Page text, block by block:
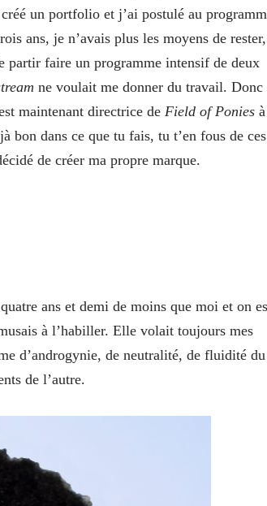
un portfolio et j’ai postulé au
ans, je n’avais plus les moyens de rester,
partir faire un programme intensif de deux
ne voulait me donner du travail. Donc
maintenant directrice de Field of Ponies à
bon dans ce que tu fais, tu t’en fous de ces
de créer ma propre marque.
ans et demi de moins que moi et on
à l’habiller. Elle volait toujours mes
d’androgynie, de neutralité, de fluidité du
de l’autre.